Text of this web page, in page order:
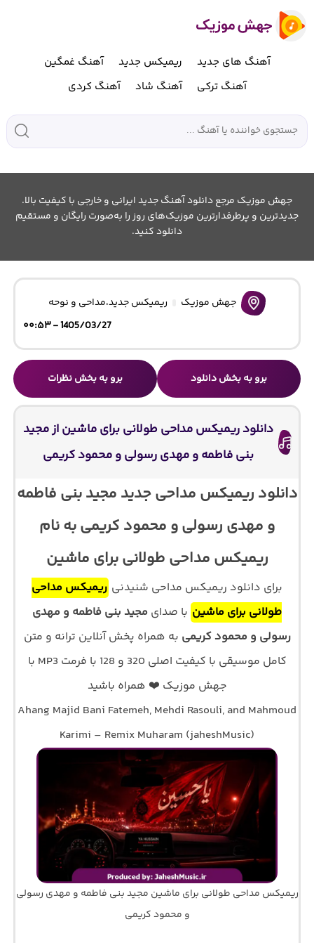
آهنگ های جدید ریمیکس جدید
آهنگ غمگین
آهنگ ترکی
آهنگ شاد آهنگ کردی
جهش موزیک مرجع دانلود آهنگ جدید ایرانی و خارجی با کیفیت بالا.
جدیدترین و پرطرفدارترین موزیک‌های روز را به‌صورت رایگان و مستقیم
دانلود کنید.
جهش موزیک ریمیکس جدید،مداحی و نوحه
1405/03/27 - ۰۰:۵۳
برو به بخش دانلود برو به بخش نظرات
دانلود ریمیکس مداحی طولانی برای ماشین از مجید
بنی فاطمه و مهدی رسولی و محمود کریمی
دانلود ریمیکس مداحی جدید مجید بنی فاطمه
و مهدی رسولی و محمود کریمی به نام
ریمیکس مداحی طولانی برای ماشین
برای دانلود ریمیکس مداحی شنیدنی ریمیکس مداحی
طولانی برای ماشین با صدای مجید بنی فاطمه و مهدی
رسولی و محمود کریمی به همراه پخش آنلاین ترانه و متن
کامل موسیقی با کیفیت اصلی 320 و 128 با فرمت MP3 با
جهش موزیک ❤️ همراه باشید
Ahang Majid Bani Fatemeh, Mehdi Rasouli, and Mahmoud
Karimi – Remix Muharam (jaheshMusic)
ریمیکس مداحی طولانی برای ماشین مجید بنی فاطمه و مهدی رسولی
و محمود کریمی